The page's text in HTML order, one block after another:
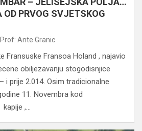
PRVOG SVJETSKOG
Prof: Ante Granic
Fransuske Fransoa Holand , najavio
obiljezavanju stogodisnjice
i prije 2.014. Osim tradicionalne
11. Novembra kod
,…